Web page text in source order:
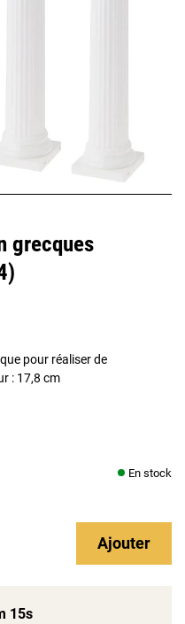
grecques
pour réaliser de
: 17,8 cm
En stock
Ajouter
15s